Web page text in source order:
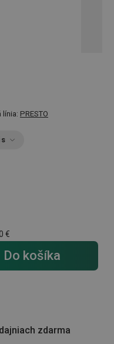
línia: PRESTO
€
Do košíka
zdarma